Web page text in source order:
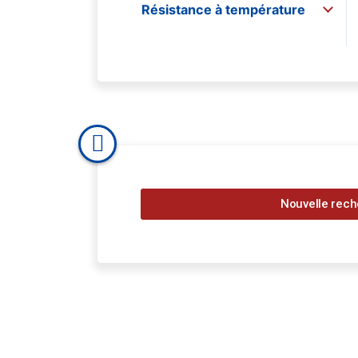
390µ 1
Résistance à température
Nouvelle